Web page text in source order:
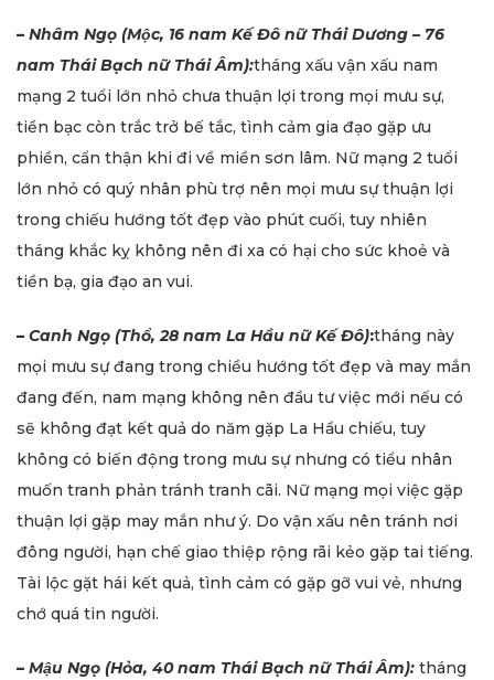
– Nhâm Ngọ (Mộc, 16 nam Kế Đô nữ Thái Dương – 76
nam Thái Bạch nữ Thái Âm):tháng xấu vận xấu nam
mạng 2 tuổi lớn nhỏ chưa thuận lợi trong mọi mưu sự,
tiền bạc còn trắc trở bế tắc, tình cảm gia đạo gặp ưu
phiền, cẩn thận khi đi về miền sơn lâm. Nữ mạng 2 tuổi
lớn nhỏ có quý nhân phù trợ nên mọi mưu sự thuận lợi
trong chiếu hướng tốt đẹp vào phút cuối, tuy nhiên
tháng khắc kỵ không nên đi xa có hại cho sức khoẻ và
tiền bạ, gia đạo an vui.
– Canh Ngọ (Thổ, 28 nam La Hầu nữ Kế Đô):tháng này
mọi mưu sự đang trong chiều hướng tốt đẹp và may mắn
đang đến, nam mạng không nên đầu tư việc mới nếu có
sẽ không đạt kết quả do năm gặp La Hầu chiếu, tuy
không có biến động trong mưu sự nhưng có tiểu nhân
muốn tranh phản tránh tranh cãi. Nữ mạng mọi việc gặp
thuận lợi gặp may mắn như ý. Do vận xấu nên tránh nơi
đông người, hạn chế giao thiệp rộng rãi kẻo gặp tai tiếng.
Tài lộc gặt hái kết quả, tình cảm có gặp gỡ vui vẻ, nhưng
chớ quá tin người.
– Mậu Ngọ (Hỏa, 40 nam Thái Bạch nữ Thái Âm): tháng